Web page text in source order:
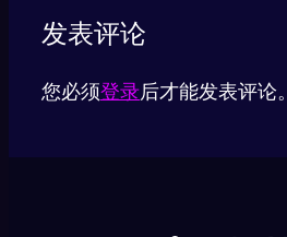
发表评论
您必须登录后才能发表评论。